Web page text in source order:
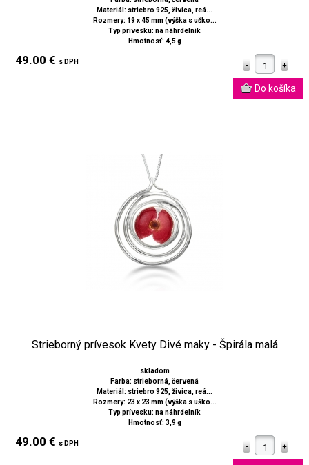
Materiál: striebro 925, živica, reá...
Rozmery: 19 x 45 mm (výška s uško...
Typ prívesku: na náhrdelník
Hmotnosť: 4,5 g
49.00 € s DPH
Strieborný prívesok Kvety Divé maky - Špirála malá
skladom
Farba: strieborná, červená
Materiál: striebro 925, živica, reá...
Rozmery: 23 x 23 mm (výška s uško...
Typ prívesku: na náhrdelník
Hmotnosť: 3,9 g
49.00 € s DPH